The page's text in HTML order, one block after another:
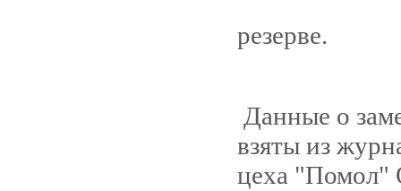
резерве.
Данные о
взяты из
цеха